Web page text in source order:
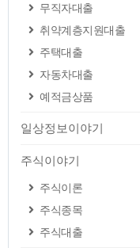
무직자대출
취약계층지원대출
주택대출
자동차대출
예적금상품
일상정보이야기
주식이야기
주식이론
주식종목
주식대출